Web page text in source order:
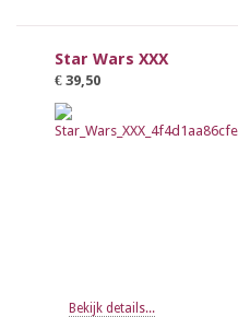
Star Wars XXX
€ 39,50
Bekijk details...